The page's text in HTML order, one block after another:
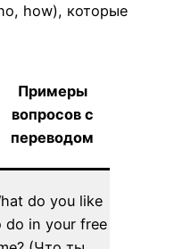
how), которые
Примеры
вопросов с
переводом
do you like
do in your free